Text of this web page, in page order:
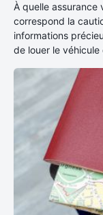
À quelle assurance
correspond la
informations
de louer le